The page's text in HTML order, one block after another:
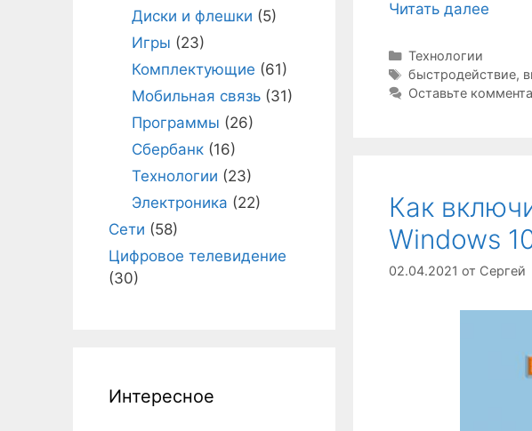
Читать далее
Рубрики
Технологии
Метки
быстродействие,
Оставьте
Как
Windows
02.04.2021 от Сергей
Диски и флешки (5)
Игры (23)
Комплектующие (61)
Мобильная связь(31)
Программы (26)
Сбербанк(16)
Технологии (23)
Электроника (22)
Сети (58)
Цифровое телевидение
(30)
Интересное